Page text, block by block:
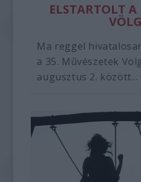
ELSTARTOLT A
Ma reggel
a 35. Művészetek
augusztus 2. között...